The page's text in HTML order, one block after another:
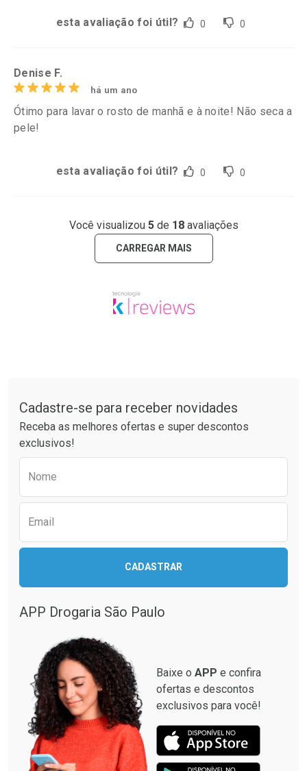
esta avaliação foi útil? 0 0
Denise F.
há um ano
Ótimo para lavar o rosto de manhã e à noite! Não seca a
pele!
esta avaliação foi útil? 0 0
Você visualizou 5de 18avaliações
CARREGAR MAIS
Cadastre-se para receber novidades
Receba as melhores ofertas e super descontos
exclusivos!
Nome
Email
CADASTRAR
APP Drogaria São Paulo
Baixe o APP e confira
ofertas e descontos
exclusivos para você!